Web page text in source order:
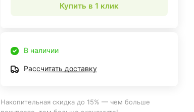
Купить в 1 клик
В наличии
Рассчитать доставку
Накопительная скидка до 15% — чем больше